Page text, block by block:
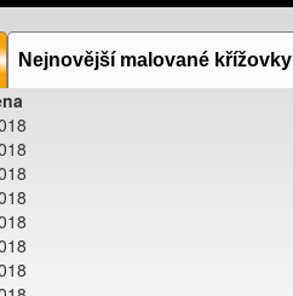
Nejnovější malované křížovky